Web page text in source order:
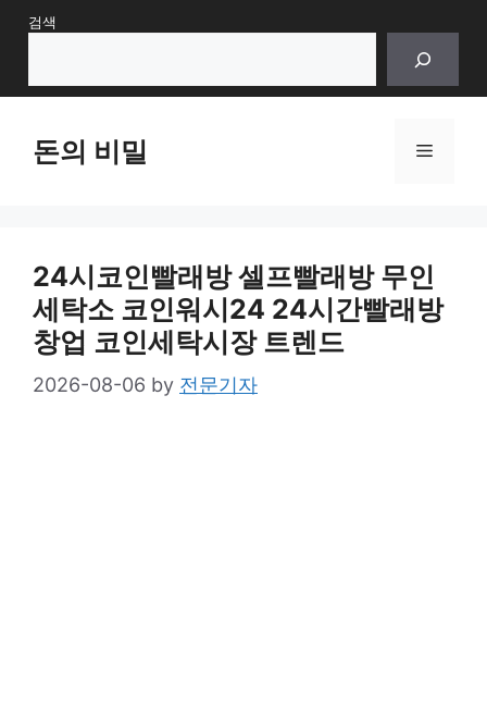
Skip검색
돈의 비밀 Menu
24시코인빨래방 셀프빨래방 무인
세탁소 코인워시24 24시간빨래방
창업 코인세탁시장 트렌드
2026-08-06 by 전문기자